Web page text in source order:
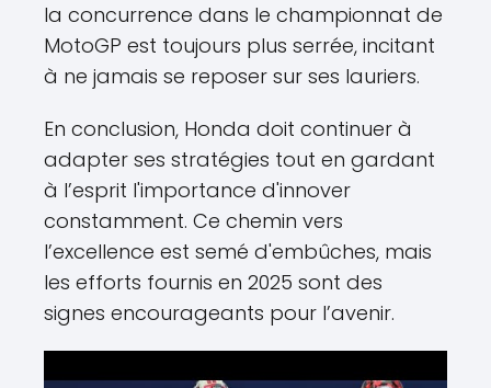
la concurrence dans le championnat de
MotoGP est toujours plus serrée, incitant
à ne jamais se reposer sur ses lauriers.
En conclusion, Honda doit continuer à
adapter ses stratégies tout en gardant
à l’esprit l'importance d'innover
constamment. Ce chemin vers
l’excellence est semé d'embûches, mais
les efforts fournis en 2025 sont des
signes encourageants pour l’avenir.